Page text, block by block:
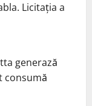
Licitația a
generază
consumă